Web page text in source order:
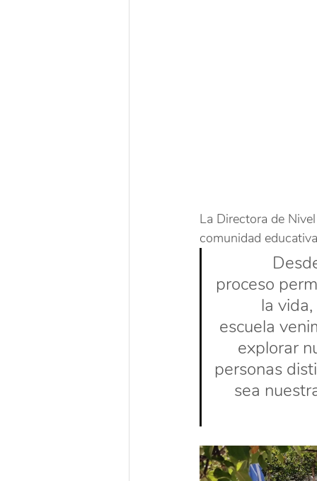
La Directora de
comunidad
proceso
la
escuela
explorar
personas
sea